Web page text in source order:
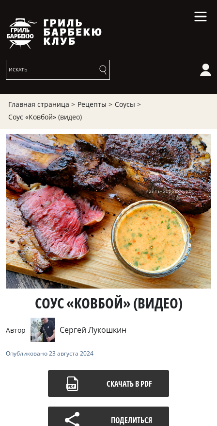
Главная страница > Рецепты > Соусы >
Соус «Ковбой» (видео)
СОУС «КОВБОЙ» (ВИДЕО)
Автор Сергей Лукошкин
Опубликовано23 августа 2024
СКАЧАТЬ В PDF
ПОДЕЛИТЬСЯ